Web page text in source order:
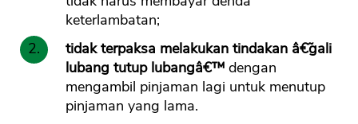
keterlambatan;
tidak terpaksa melakukan tindakan â€˜gali
lubang tutup lubangâ€™ dengan
mengambil pinjaman lagi untuk menutup
pinjaman yang lama.